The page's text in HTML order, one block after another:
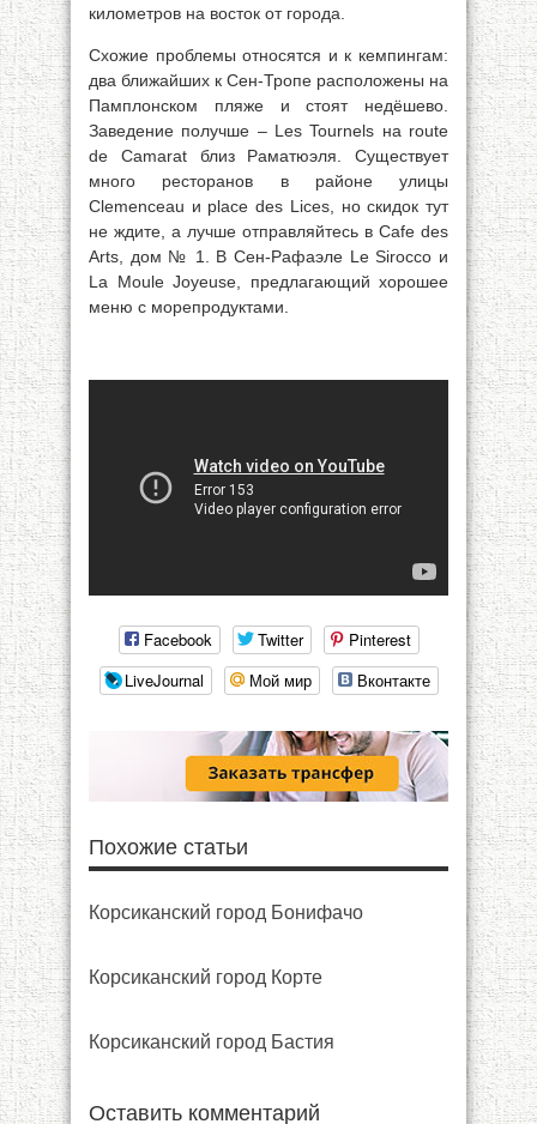
километров на восток от города.
Схожие проблемы относятся и к кемпингам:
два ближайших к Сен-Тропе расположены на
Памплонском пляже и стоят недёшево.
Заведение получше – Les Tournels на route
de Camarat близ Раматюэля. Существует
много ресторанов в районе улицы
Сlemenceau и place des Lices, но скидок тут
не ждите, а лучше отправляйтесь в Cafe des
Arts, дом № 1. В Сен-Рафаэле Le Sirocco и
La Moule Joyeuse, предлагающий хорошее
меню с морепродуктами.
Facebook Twitter
Pinterest
LiveJournal
Мой мир Вконтакте
Похожие статьи
Корсиканский город Бонифачо
Корсиканский город Корте
Корсиканский город Бастия
Оставить комментарий